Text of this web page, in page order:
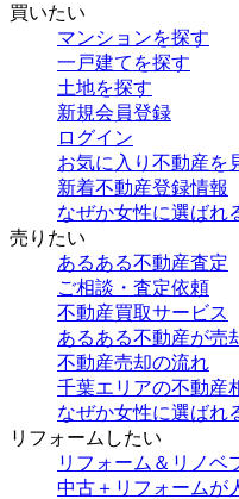
買いたい
マンションを探す
一戸建てを探す
土地を探す
新規会員登録
ログイン
お気に入り不動産を
新着不動産登録情報
なぜか女性に選ばれ
売りたい
あるある不動産査定
ご相談・査定依頼
不動産買取サービス
あるある不動産が売
不動産売却の流れ
千葉エリアの不動産
なぜか女性に選ばれ
リフォームしたい
リフォーム＆リノベ
中古＋リフォームが